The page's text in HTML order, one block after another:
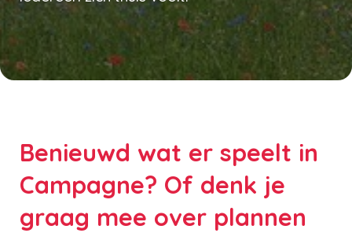
Benieuwd wat er speelt in
Campagne? Of denk je
graag mee over plannen